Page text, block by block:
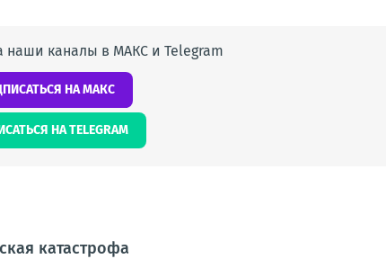
наши каналы в МАКС и Telegram
НА МАКС
НА TELEGRAM
катастрофа